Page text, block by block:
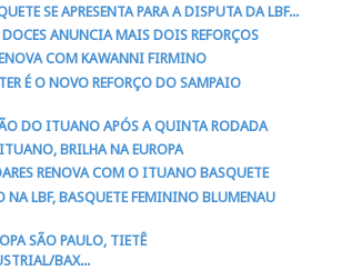
SE APRESENTA PARA A DISPUTA DA LBF...
DOCES ANUNCIA MAIS DOIS REFORÇOS
COM KAWANNI FIRMINO
É O NOVO REFORÇO DO SAMPAIO
DO ITUANO APÓS A QUINTA RODADA
BRILHA NA EUROPA
RENOVA COM O ITUANO BASQUETE
NA LBF, BASQUETE FEMININO BLUMENAU
SÃO PAULO, TIETÊ
BAX...